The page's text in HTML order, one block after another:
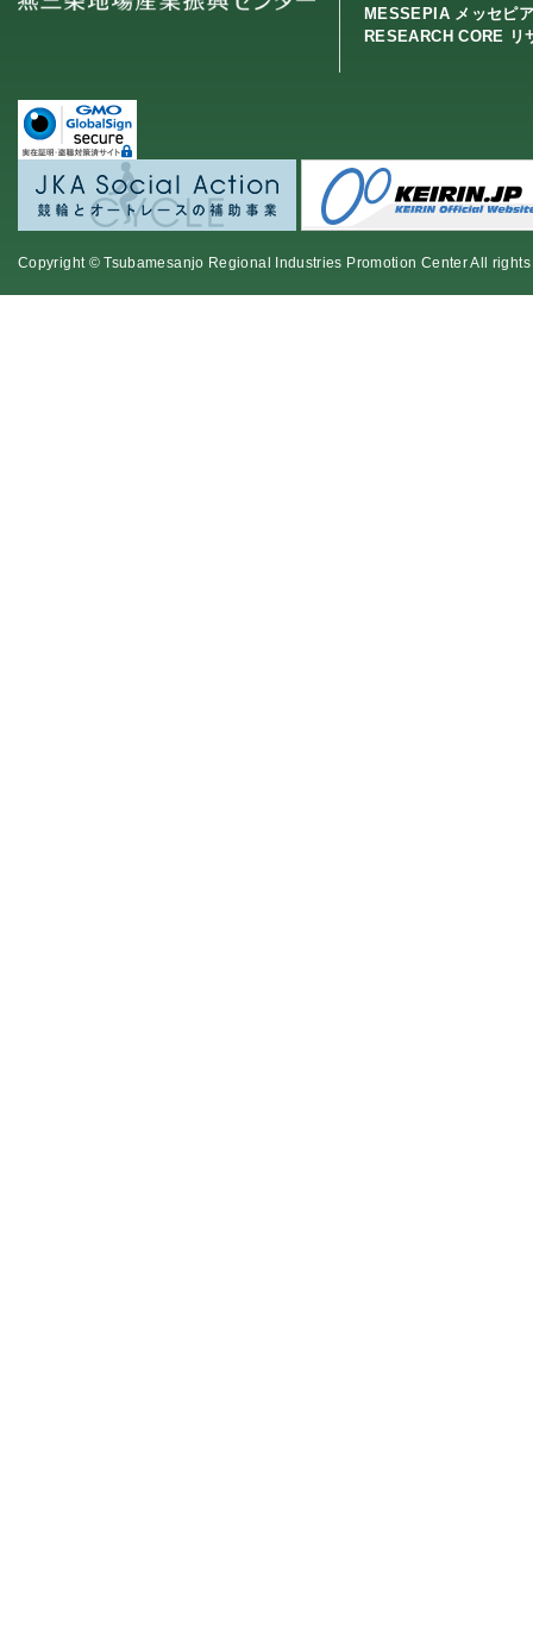
MESSEPIA メッセピ
RESEARCH CORE リ
Copyright © Tsubamesanjo Regional Industries Promotion Center All